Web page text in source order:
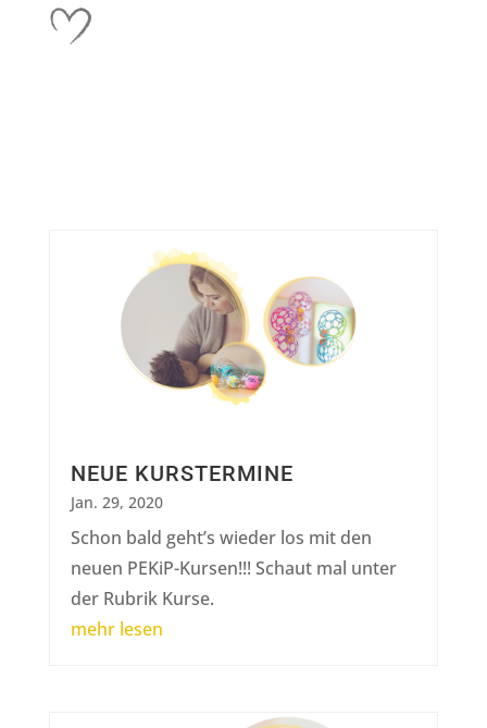
NEUE KURSTERMINE
Jan. 29, 2020
Schon bald geht’s wieder los mit den
neuen PEKiP-Kursen!!! Schaut mal unter
der Rubrik Kurse.
mehr lesen